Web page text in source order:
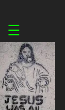
content
☰